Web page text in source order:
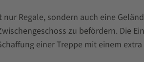
nur Regale, sondern auch eine
zu befördern. Die
einer Treppe mit einem